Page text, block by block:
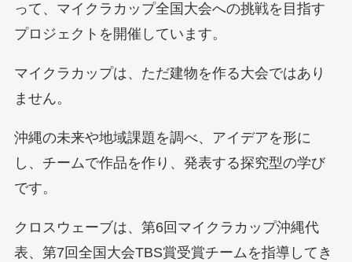
って、マイクラカップ全国大会への挑戦を目指す
プロジェクトを開催しています。
マイクラカップは、ただ建物を作る大会ではあり
ません。
沖縄の未来や地域課題を調べ、アイデアを形に
し、チームで作品を作り、発表する探究型の学び
です。
クロスウェーブは、第6回マイクラカップ沖縄代
表、第7回全国大会TBS賞受賞チームを指導してき